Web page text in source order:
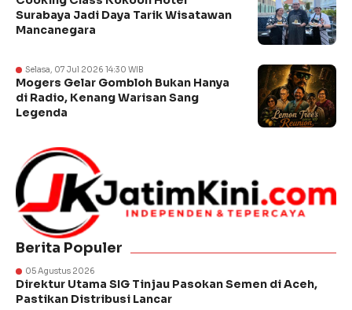
Surabaya Jadi Daya Tarik Wisatawan
Mancanegara
Selasa, 07 Jul 2026 14:30 WIB
Mogers Gelar Gombloh Bukan Hanya
di Radio, Kenang Warisan Sang
Legenda
Berita Populer
05 Agustus 2026
Direktur Utama SIG Tinjau Pasokan Semen di Aceh,
Pastikan Distribusi Lancar